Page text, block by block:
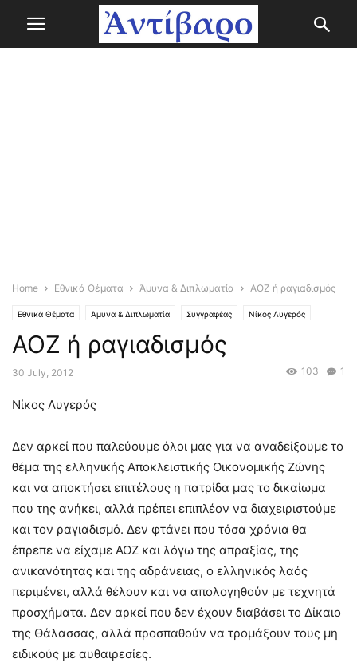
Home Εθνικά Θέματα Άμυνα & Διπλωματία ΑΟΖ ή ραγιαδισμός
Εθνικά Θέματα Άμυνα & Διπλωματία Συγγραφέας Νίκος Λυγερός
ΑΟΖ ή ραγιαδισμός
30 July, 2012 1
103
Νίκος Λυγερός
Δεν αρκεί που παλεύουμε όλοι μας για να αναδείξουμε το
θέμα της ελληνικής Αποκλειστικής Οικονομικής Ζώνης
και να αποκτήσει επιτέλους η πατρίδα μας το δικαίωμα
που της ανήκει, αλλά πρέπει επιπλέον να διαχειριστούμε
και τον ραγιαδισμό. Δεν φτάνει που τόσα χρόνια θα
έπρεπε να είχαμε ΑΟΖ και λόγω της απραξίας, της
ανικανότητας και της αδράνειας, ο ελληνικός λαός
περιμένει, αλλά θέλουν και να απολογηθούν με τεχνητά
προσχήματα. Δεν αρκεί που δεν έχουν διαβάσει το Δίκαιο
της Θάλασσας, αλλά προσπαθούν να τρομάξουν τους μη
ειδικούς με αυθαιρεσίες.